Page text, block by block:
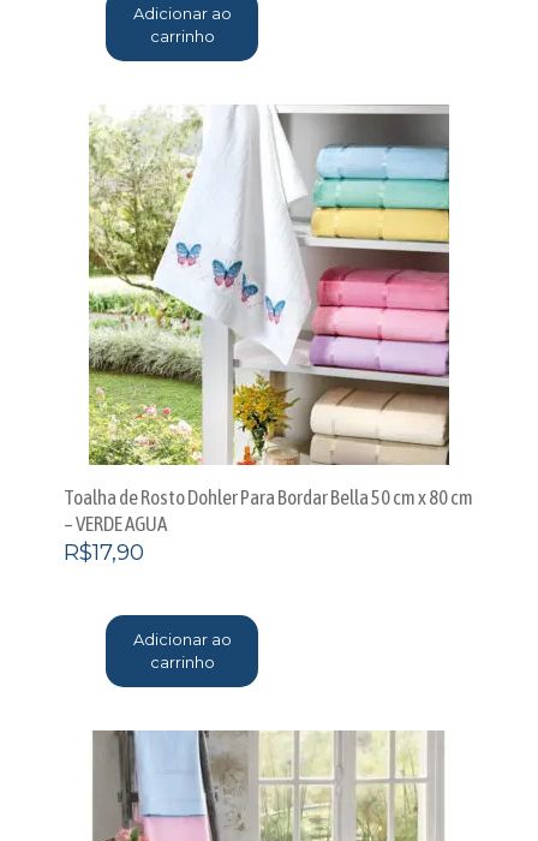
Adicionar ao
carrinho
Toalha de Rosto Dohler Para Bordar Bella 50 cm x 80 cm
– VERDE AGUA
R$17,90
Adicionar ao
carrinho